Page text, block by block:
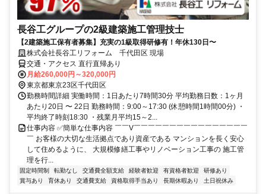
長谷工グループの2級建築施工管理技士
【2建築施工保有者募集】充実の1級取得研修有！年休130日〜
株式会社長谷工リフォーム 千代田区 現場
交通・アクセス 直行直帰あり
月給260,000円～320,000円
東京都東京23区千代田区
勤務時間詳細 実働時間：1日あたり7時間30分 平均勤務日数：1ヶ月
あたり20日 〜 22日 勤務時間：9:00～17:30 (休憩時間1時間00分) ・
平均終了時刻18:30 ・残業月平均15～2...
仕事内容 ✅簡単な仕事内容 ￣￣V￣￣￣￣￣￣￣￣￣￣￣￣￣￣￣￣
￣ お客様の大切な生活拠点であり資産である マンションを長く安心
して住めるように、 大規模修繕工事やリノベーション工事の 施工管
理を行...
固定時間制 転勤なし 交通費全額支給 経験者歓迎 有資格者歓迎
研修あり
賞与あり
育休あり 交通費支給 資格取得手当あり 長期休暇あり 土日祝休み